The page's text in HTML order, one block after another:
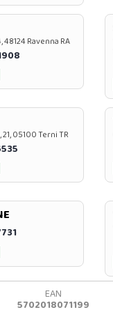
48124 Ravenna RA
05100 Terni TR
EAN
5702018071199